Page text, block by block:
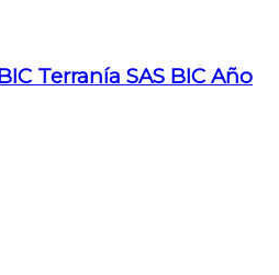
Terranía SAS BIC Año